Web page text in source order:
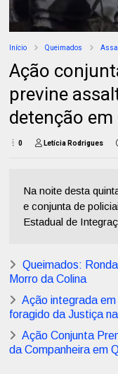
Início Queimados
Ação
previne
detenção
0 Letícia Rodrigues
Na noite desta
e conjunta de
Estadual de
Queimados:
Morro da Colina
Ação integrada
foragido da Justiça
Ação Conjunta
da Companheira em